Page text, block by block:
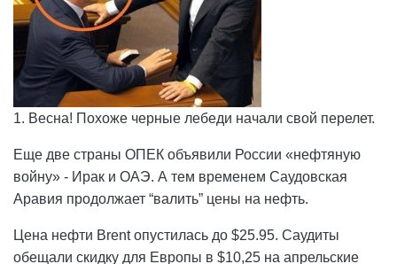
1. Весна! Похоже черные лебеди начали свой перелет.
Еще две страны ОПЕК объявили России «нефтяную
войну» - Ирак и ОАЭ. А тем временем Саудовская
Аравия продолжает “валить” цены на нефть.
Цена нефти Brent опустилась до $25.95. Саудиты
обещали скидку для Европы в $10,25 на апрельские